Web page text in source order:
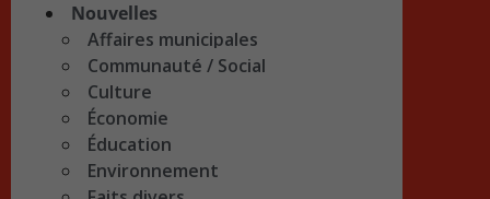
Nouvelles
Affaires municipales
Communauté / Social
Culture
Économie
Éducation
Environnement